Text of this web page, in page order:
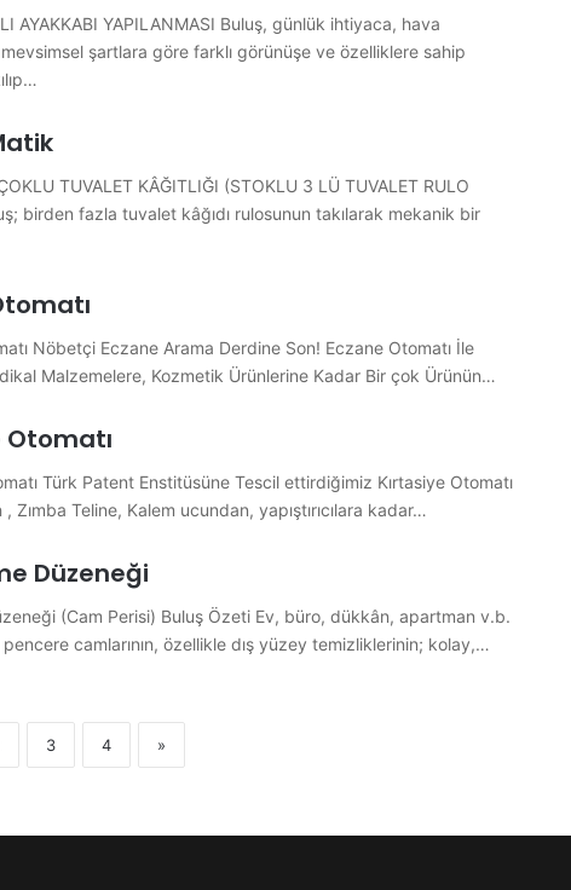
AYAKKABI YAPILANMASI Buluş, günlük ihtiyaca, hava
şartlara göre farklı görünüşe ve özelliklere sahip
TUVALET KÂĞITLIĞI (STOKLU 3 LÜ TUVALET RULO
birden fazla tuvalet kâğıdı rulosunun takılarak mekanik bir
Nöbetçi Eczane Arama Derdine Son! Eczane Otomatı İle
Malzemelere, Kozmetik Ürünlerine Kadar Bir çok Ürünün…
Otomatı
Türk Patent Enstitüsüne Tescil ettirdiğimiz Kırtasiye Otomatı
Zımba Teline, Kalem ucundan, yapıştırıcılara kadar…
Düzeneği
(Cam Perisi) Buluş Özeti Ev, büro, dükkân, apartman v.b.
camlarının, özellikle dış yüzey temizliklerinin; kolay,…
3 4 »